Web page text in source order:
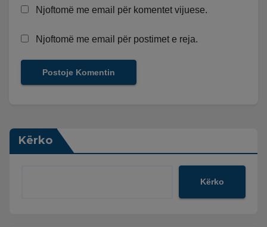
Njoftomë me email për komentet vijuese.
Njoftomë me email për postimet e reja.
Kërko
Kërko